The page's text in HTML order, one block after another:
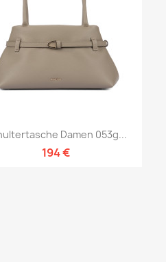
Vorschau
Damen 053g...
194 €